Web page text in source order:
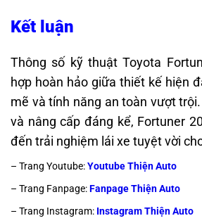
Kết luận
Thông số kỹ thuật Toyota
hợp hoàn hảo giữa thiết kế hiện
mẽ và tính năng an toàn vượt
và nâng cấp đáng kể, Fortuner
đến trải nghiệm lái xe tuyệt vời
– Trang Youtube:Youtube Thiện Auto
– Trang Fanpage:Fanpage Thiện Auto
– Trang Instagram: Instagram Thiện Auto